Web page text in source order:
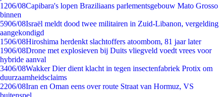
1206/08Capibara's lopen Braziliaans parlementsgebouw Mato Grosso
binnen
5906/08Israël meldt dood twee militairen in Zuid-Libanon, vergelding
aangekondigd
1506/08Hiroshima herdenkt slachtoffers atoombom, 81 jaar later
1906/08Drone met explosieven bij Duits vliegveld voedt vrees voor
hybride aanval
3406/08Wakker Dier dient klacht in tegen insectenfabriek Protix om
duurzaamheidsclaims
2206/08Iran en Oman eens over route Straat van Hormuz, VS
buitenspel